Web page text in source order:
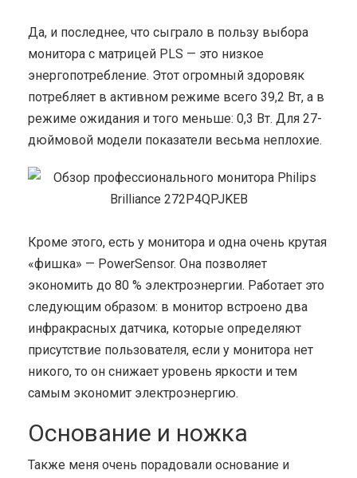
Да, и последнее, что сыграло в пользу выбора
монитора с матрицей PLS — это низкое
энергопотребление. Этот огромный здоровяк
потребляет в активном режиме всего 39,2 Вт, а в
режиме ожидания и того меньше: 0,3 Вт. Для 27-
дюймовой модели показатели весьма неплохие.
Кроме этого, есть у монитора и одна очень крутая
«фишка» — PowerSensor. Она позволяет
экономить до 80 % электроэнергии. Работает это
следующим образом: в монитор встроено два
инфракрасных датчика, которые определяют
присутствие пользователя, если у монитора нет
никого, то он снижает уровень яркости и тем
самым экономит электроэнергию.
Основание и ножка
Также меня очень порадовали основание и